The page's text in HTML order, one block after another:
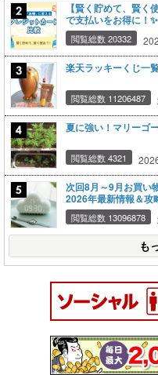
【賢く貯めて、賢く
で支払いをお得に！✨
閲覧総数 20332
楽天ラッキーくじ一
閲覧総数 11206487
夏に強い！マリーゴ
閲覧総数 4321
次回8月～9月お買い
2026年最新情報＆攻
閲覧総数 13096878
も